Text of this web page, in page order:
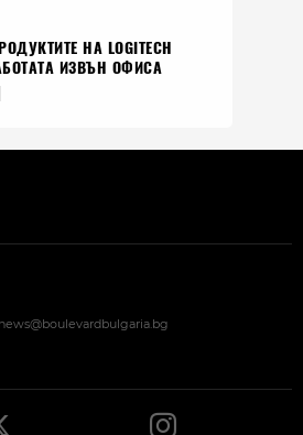
НА LOGITECH
ИЗВЪН ОФИСА
news@boulevardbulgaria.bg